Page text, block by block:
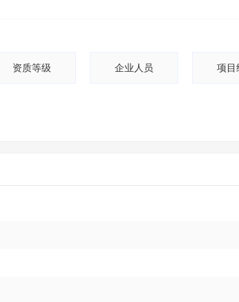
资质等级 企业人员 项目